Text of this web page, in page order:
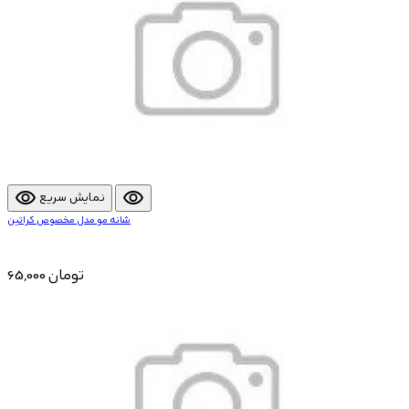
visibility نمایش سریع visibility
شانه مو مدل مخصوص کراتین
65,000 تومان